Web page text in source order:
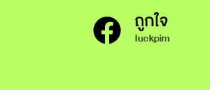
ถูกใจ
luckpim